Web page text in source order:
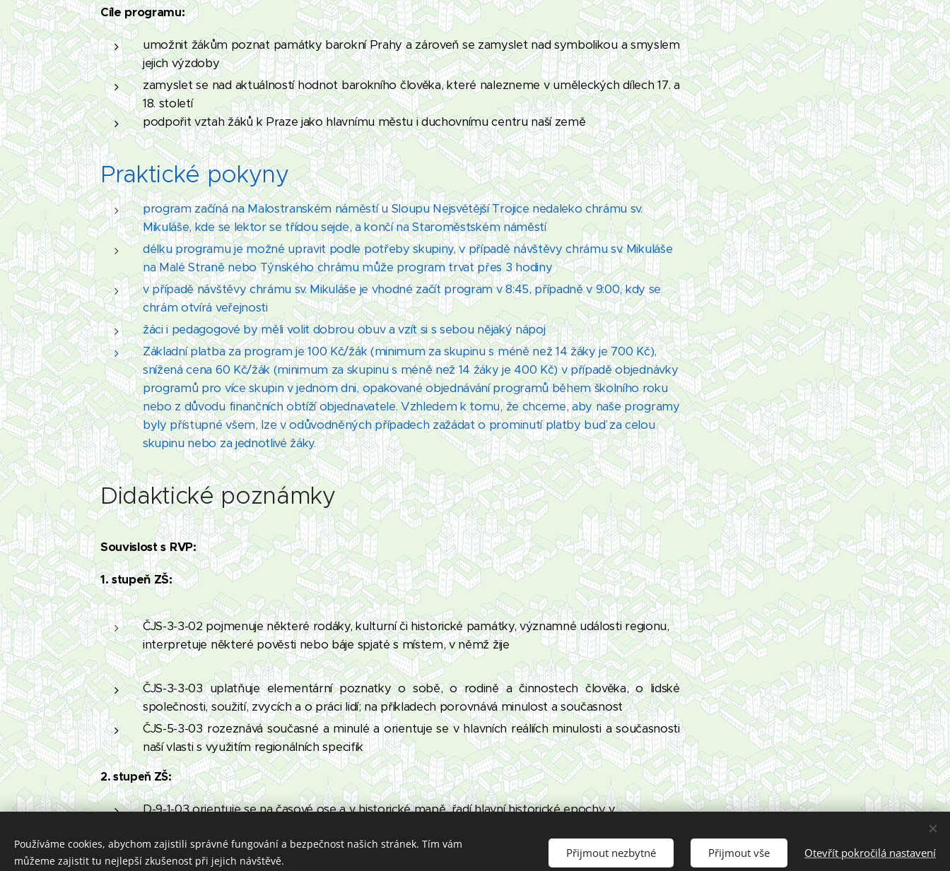
Cíle programu:
umožnit žákům poznat památky barokní Prahy a zároveň se zamyslet nad symbolikou a smyslem
jejich výzdoby
zamyslet se nad aktuálností hodnot barokního člověka, které nalezneme v uměleckých dílech 17. a
18. století
podpořit vztah žáků k Praze jako hlavnímu městu i duchovnímu centru naší země
Praktické pokyny
program začíná na Malostranském náměstí u Sloupu Nejsvětější Trojice nedaleko chrámu sv.
Mikuláše, kde se lektor se třídou sejde, a končí na Staroměstském náměstí
délku programu je možné upravit podle potřeby skupiny, v případě návštěvy chrámu sv. Mikuláše
na Malé Straně nebo Týnského chrámu může program trvat přes 3 hodiny
v případě návštěvy chrámu sv. Mikuláše je vhodné začít program v 8:45, případně v 9:00, kdy se
chrám otvírá veřejnosti
žáci i pedagogové by měli volit dobrou obuv a vzít si s sebou nějaký nápoj
Základní platba za program je 100 Kč/žák (minimum za skupinu s méně než 14 žáky je 700 Kč),
snížená cena 60 Kč/žák (minimum za skupinu s méně než 14 žáky je 400 Kč) v případě objednávky
programů pro více skupin v jednom dni, opakované objednávání programů během školního roku
nebo z důvodu finančních obtíží objednavatele. Vzhledem k tomu, že chceme, aby naše programy
byly přístupné všem, lze v odůvodněných případech zažádat o prominutí platby buď za celou
skupinu nebo za jednotlivé žáky.
Didaktické poznámky
Souvislost s RVP:
1. stupeň ZŠ:
ČJS-3-3-02 pojmenuje některé rodáky, kulturní či historické památky, významné události regionu,
interpretuje některé pověsti nebo báje spjaté s místem, v němž žije
ČJS-3-3-03 uplatňuje elementární poznatky o sobě, o rodině a činnostech člověka, o lidské
společnosti, soužití, zvycích a o práci lidí; na příkladech porovnává minulost a současnost
ČJS-5-3-03 rozeznává současné a minulé a orientuje se v hlavních reáliích minulosti a současnosti
naší vlasti s využitím regionálních specifik
2. stupeň ZŠ:
D-9-1-03 orientuje se na časové ose a v historické mapě, řadí hlavní historické epochy v
VV-9-1-06: interpretuje umělecká vizuálně obrazná vyjádření současnosti i minulosti; vychází při
tom ze svých znalostí historických souvislostí i z osobních zkušeností a prožitků
Používáme cookies, abychom zajistili správné fungování a bezpečnost našich stránek. Tím vám
můžeme zajistit tu nejlepší zkušenost při jejich návštěvě.
Přijmout nezbytné Přijmout vše Otevřít pokročilá nastavení